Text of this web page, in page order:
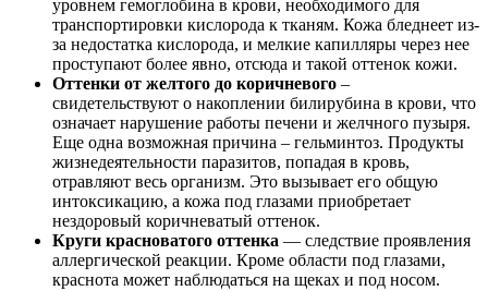
уровнем гемоглобина в крови, необходимого для
транспортировки кислорода к тканям. Кожа бледнеет из-
за недостатка кислорода, и мелкие капилляры через нее
проступают более явно, отсюда и такой оттенок кожи.
Оттенки от желтого до коричневого –
свидетельствуют о накоплении билирубина в крови, что
означает нарушение работы печени и желчного пузыря.
Еще одна возможная причина – гельминтоз. Продукты
жизнедеятельности паразитов, попадая в кровь,
отравляют весь организм. Это вызывает его общую
интоксикацию, а кожа под глазами приобретает
нездоровый коричневатый оттенок.
Круги красноватого оттенка — следствие проявления
аллергической реакции. Кроме области под глазами,
краснота может наблюдаться на щеках и под носом.